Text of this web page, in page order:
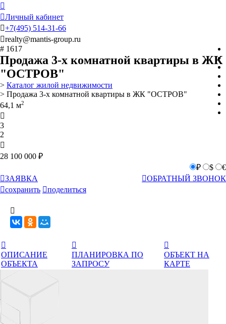

Личный кабинет
+7(495) 514-31-66
realty@mantis-group.ru
# 1617
Продажа 3-х комнатной квартиры в ЖК
"ОСТРОВ"
> Каталог жилой недвижимости
> Продажа 3-х комнатной квартиры в ЖК "ОСТРОВ"
64,1 м2

3
2

28 100 000 ₽
₽
$
€
ЗАЯВКА ОБРАТНЫЙ ЗВОНОК
сохранить поделиться


ОПИСАНИЕ
ОБЪЕКТА

ПЛАНИРОВКА ПО
ЗАПРОСУ

ОБЪЕКТ НА
КАРТЕ